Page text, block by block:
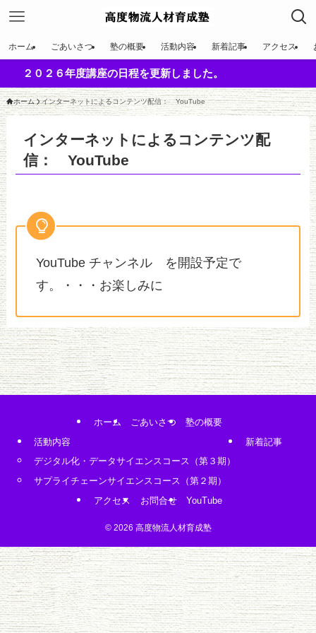
ホーム ごあいさつ 塾の概要 活動内容 新着記事 アクセス
２０２６年度講座の日程を更新しました。
ホーム インターネットによるコンテンツ配信： YouTube
インターネットによるコンテンツ配
信： YouTube
YouTube チャンネル を開設予定で
す。・・・お楽しみに
ホーム ごあいさつ
塾の概要
活動内容
デジタル化・データサイエンスコース（第３期）
サプライチェーンサイエンスコース（第２期）
新着記事
アクセス お問合せ YouTube
©2026 高度物流人材育成塾